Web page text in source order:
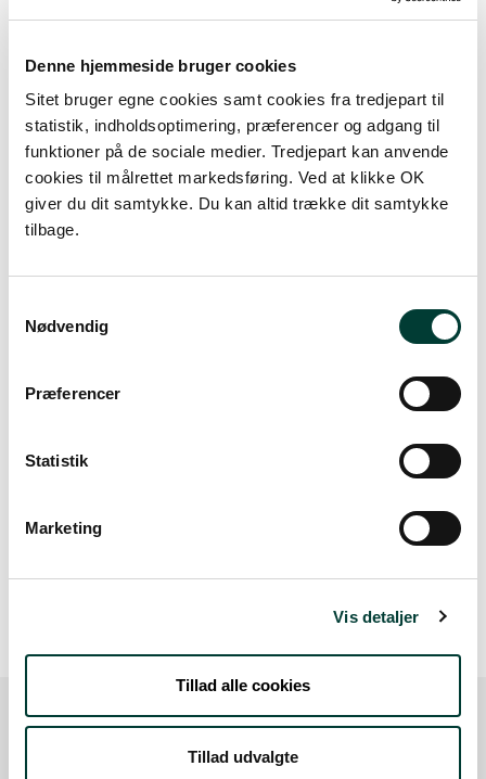
Denne hjemmeside bruger cookies
Sitet bruger egne cookies samt cookies fra tredjepart til
statistik, indholdsoptimering, præferencer og adgang til
funktioner på de sociale medier. Tredjepart kan anvende
cookies til målrettet markedsføring. Ved at klikke OK
giver du dit samtykke. Du kan altid trække dit samtykke
tilbage.
Nødvendig
Præferencer
Statistik
Marketing
Vis detaljer
Tillad alle cookies
Tillad udvalgte
+
Sådan kommer du dertil